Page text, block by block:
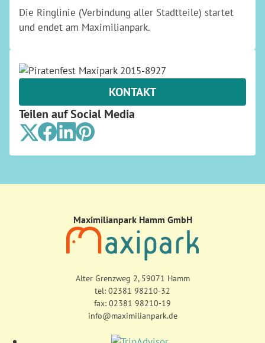
Die Ringlinie (Verbindung aller Stadtteile) startet
und endet am Maximilianpark.
KONTAKT
Teilen auf Social Media
Maximilianpark Hamm GmbH
Alter Grenzweg 2, 59071 Hamm
tel: 02381 98210-32
fax: 02381 98210-19
info@maximilianpark.de